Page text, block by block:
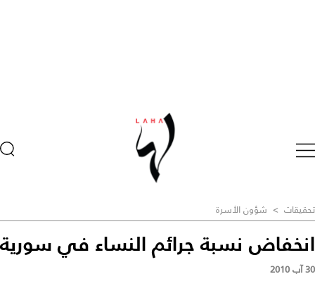
تحقيقات > شؤون الأسرة
انخفاض نسبة جرائم النساء في سورية
30 آب 2010